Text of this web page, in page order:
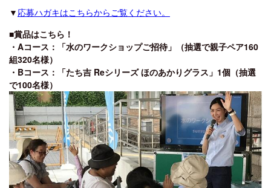
▼ 応募ハガキはこちらからご覧ください。
■賞品はこちら！
・Aコース：「水のワークショップご招待」（抽選で親子ペア160
組320名様）
・Bコース：「たち吉 Reシリーズ ほのあかりグラス」1個（抽選
で100名様）